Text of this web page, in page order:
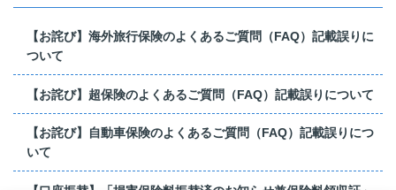
【お詫び】海外旅行保険のよくあるご質問（FAQ）記載誤りに
ついて
【お詫び】超保険のよくあるご質問（FAQ）記載誤りについて
【お詫び】自動車保険のよくあるご質問（FAQ）記載誤りにつ
いて